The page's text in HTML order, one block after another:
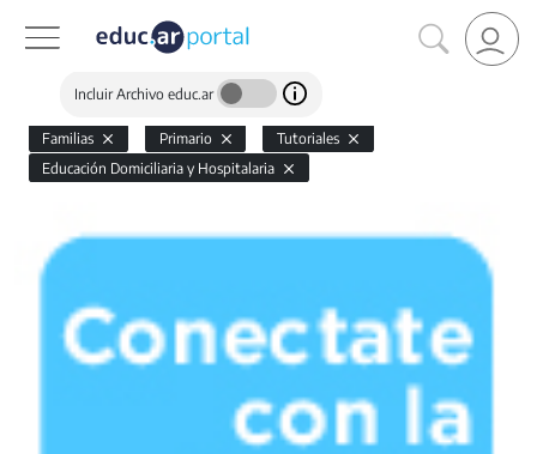
Incluir Archivo educ.ar
Familias Primario
Tutoriales
Educación Domiciliaria y Hospitalaria